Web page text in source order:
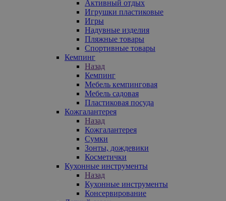
Активный отдых
Игрушки пластиковые
Игры
Надувные изделия
Пляжные товары
Спортивные товары
Кемпинг
Назад
Кемпинг
Мебель кемпинговая
Мебель садовая
Пластиковая посуда
Кожгалантерея
Назад
Кожгалантерея
Сумки
Зонты, дождевики
Косметички
Кухонные инструменты
Назад
Кухонные инструменты
Консервирование